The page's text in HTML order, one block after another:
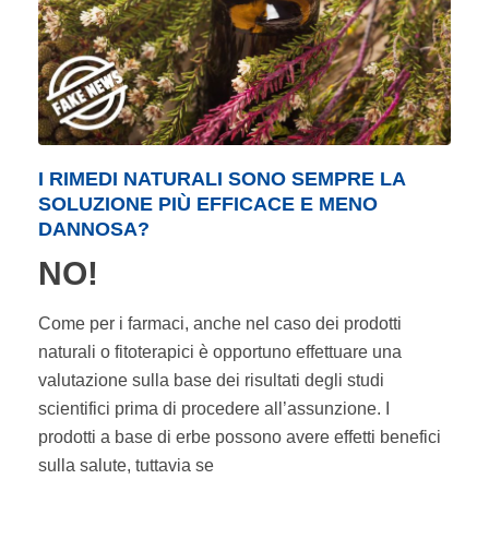
I RIMEDI NATURALI SONO SEMPRE LA
SOLUZIONE PIÙ EFFICACE E MENO
DANNOSA?
NO!
Come per i farmaci, anche nel caso dei prodotti
naturali o fitoterapici è opportuno effettuare una
valutazione sulla base dei risultati degli studi
scientifici prima di procedere all’assunzione. I
prodotti a base di erbe possono avere effetti benefici
sulla salute, tuttavia se